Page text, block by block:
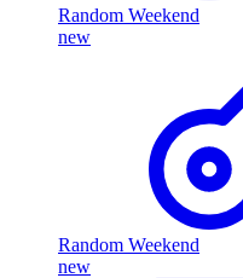
Random Weekend
new
Random Weekend
new